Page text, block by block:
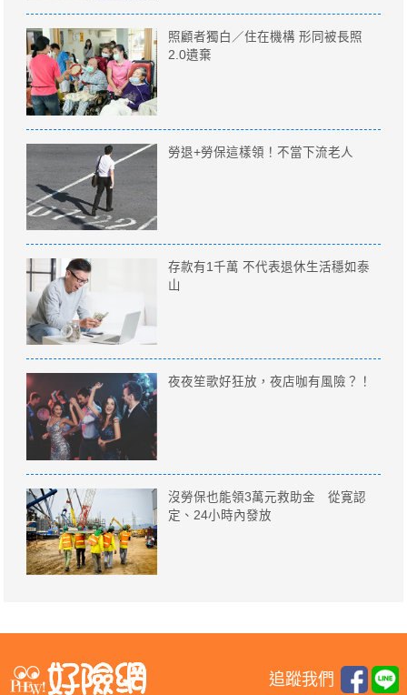
照顧者獨白／住在機構 形同被長照
2.0遺棄
勞退+勞保這樣領！不當下流老人
存款有1千萬 不代表退休生活穩如泰
山
夜夜笙歌好狂放，夜店咖有風險？！
沒勞保也能領3萬元救助金 從寛認
定、24小時內發放
追蹤我們